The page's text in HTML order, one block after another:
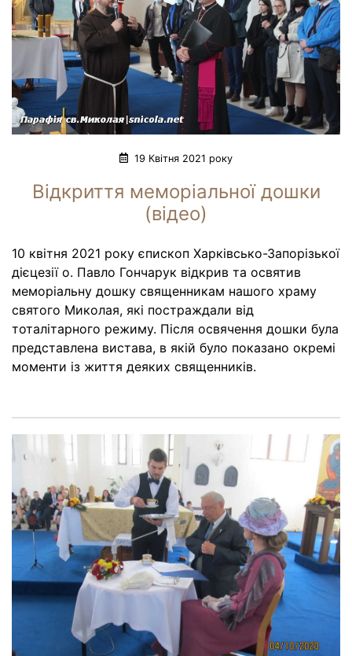
19 Квітня 2021 року
Відкриття меморіальної дошки
(відео)
10 квітня 2021 року єпископ Харківсько-Запорізької
дієцезії о. Павло Гончарук відкрив та освятив
меморіальну дошку священникам нашого храму
святого Миколая, які постраждали від
тоталітарного режиму. Після освячення дошки була
представлена вистава, в якій було показано окремі
моменти із життя деяких священників.